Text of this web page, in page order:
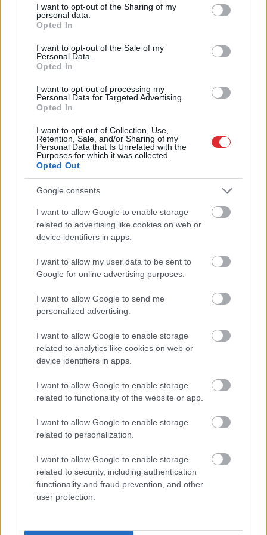
not limited to your visit or usage behaviour. You may click to
grant or deny consent to Google and its third-party tags to
use your data for below specified purposes in below Google
consent section.
I want to opt-out of the Sharing of my
personal data.
Opted In
I want to opt-out of the Sale of my
Personal Data.
Opted In
I want to opt-out of processing my
Personal Data for Targeted Advertising.
Opted In
I want to opt-out of Collection, Use,
Retention, Sale, and/or Sharing of my
Personal Data that Is Unrelated with the
Purposes for which it was collected.
Opted Out
Google consents
I want to allow Google to enable storage
related to advertising like cookies on web or
device identifiers in apps.
I want to allow my user data to be sent to
Google for online advertising purposes.
I want to allow Google to send me
personalized advertising.
I want to allow Google to enable storage
related to analytics like cookies on web or
device identifiers in apps.
I want to allow Google to enable storage
related to functionality of the website or app.
I want to allow Google to enable storage
related to personalization.
I want to allow Google to enable storage
related to security, including authentication
functionality and fraud prevention, and other
user protection.
izmaksājis katram
Latvijas iedzīvotājam
Atpazīsti kokus, augus
un putnus attēlos!
Vācijāvirs militārās bāzes
pamanīti aizdomīgi droni
“Man pat neomulīgi
palika!” Sēņotāja mežā
uziet ļoti biedējošu
šoferiem aizbēdzis no
notikuma vietas
Atcelt Ziņot